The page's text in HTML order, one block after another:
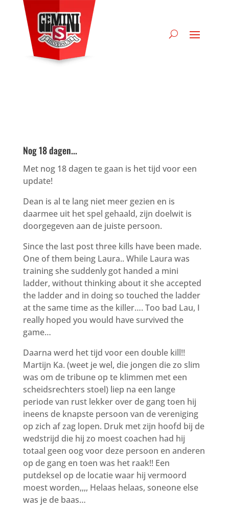
Nog 18 dagen...
Met nog 18 dagen te gaan is het tijd voor een
update!
Dean is al te lang niet meer gezien en is
daarmee uit het spel gehaald, zijn doelwit is
doorgegeven aan de juiste persoon.
Since the last post three kills have been made.
One of them being Laura.. While Laura was
training she suddenly got handed a mini
ladder, without thinking about it she accepted
the ladder and in doing so touched the ladder
at the same time as the killer…. Too bad Lau, I
really hoped you would have survived the
game…
Daarna werd het tijd voor een double kill!!
Martijn Ka. (weet je wel, die jongen die zo slim
was om de tribune op te klimmen met een
scheidsrechters stoel) liep na een lange
periode van rust lekker over de gang toen hij
ineens de knapste persoon van de vereniging
op zich af zag lopen. Druk met zijn hoofd bij de
wedstrijd die hij zo moest coachen had hij
totaal geen oog voor deze persoon en anderen
op de gang en toen was het raak!! Een
putdeksel op de locatie waar hij vermoord
moest worden,,,, Helaas helaas, soneone else
was je de baas…